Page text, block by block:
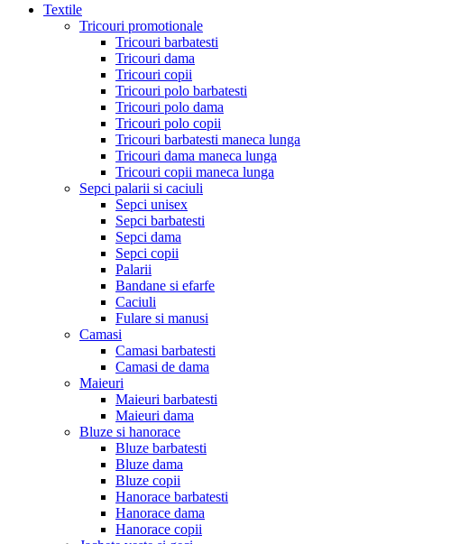
Textile
Tricouri promotionale
Tricouri barbatesti
Tricouri dama
Tricouri copii
Tricouri polo barbatesti
Tricouri polo dama
Tricouri polo copii
Tricouri barbatesti maneca lunga
Tricouri dama maneca lunga
Tricouri copii maneca lunga
Sepci palarii si caciuli
Sepci unisex
Sepci barbatesti
Sepci dama
Sepci copii
Palarii
Bandane si efarfe
Caciuli
Fulare si manusi
Camasi
Camasi barbatesti
Camasi de dama
Maieuri
Maieuri barbatesti
Maieuri dama
Bluze si hanorace
Bluze barbatesti
Bluze dama
Bluze copii
Hanorace barbatesti
Hanorace dama
Hanorace copii